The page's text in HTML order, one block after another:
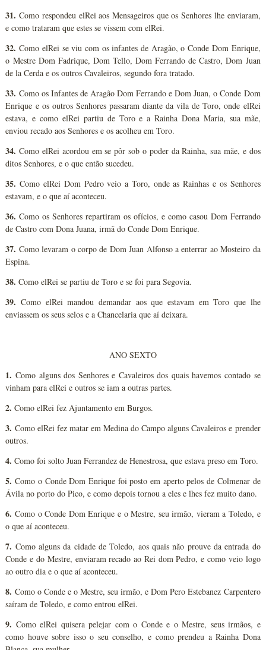
31. Como respondeu elRei aos Mensageiros que os Senhores lhe enviaram,
e como trataram que estes se vissem com elRei.
32. Como elRei se viu com os infantes de Aragão, o Conde Dom Enrique,
o Mestre Dom Fadrique, Dom Tello, Dom Ferrando de Castro, Dom Juan
de la Cerda e os outros Cavaleiros, segundo fora tratado.
33. Como os Infantes de Aragão Dom Ferrando e Dom Juan, o Conde Dom
Enrique e os outros Senhores passaram diante da vila de Toro, onde elRei
estava, e como elRei partiu de Toro e a Rainha Dona Maria, sua mãe,
enviou recado aos Senhores e os acolheu em Toro.
34. Como elRei acordou em se pôr sob o poder da Rainha, sua mãe, e dos
ditos Senhores, e o que então sucedeu.
35. Como elRei Dom Pedro veio a Toro, onde as Rainhas e os Senhores
estavam, e o que aí aconteceu.
36. Como os Senhores repartiram os ofícios, e como casou Dom Ferrando
de Castro com Dona Juana, irmã do Conde Dom Enrique.
37. Como levaram o corpo de Dom Juan Alfonso a enterrar ao Mosteiro da
Espina.
38. Como elRei se partiu de Toro e se foi para Segovia.
39.Como elRei mandou demandar aos que estavam em Toro que lhe
enviassem os seus selos e a Chancelaria que aí deixara.
ANO SEXTO
1.Como alguns dos Senhores e Cavaleiros dos quais havemos contado se
vinham para elRei e outros se iam a outras partes.
2. Como elRei fez Ajuntamento em Burgos.
3. Como elRei fez matar em Medina do Campo alguns Cavaleiros e prender
outros.
4. Como foi solto Juan Ferrandez de Henestrosa, que estava preso em Toro.
5. Como o Conde Dom Enrique foi posto em aperto pelos de Colmenar de
Ávila no porto do Pico, e como depois tornou a eles e lhes fez muito dano.
6. Como o Conde Dom Enrique e o Mestre, seu irmão, vieram a Toledo, e
o que aí aconteceu.
7. Como alguns da cidade de Toledo, aos quais não prouve da entrada do
Conde e do Mestre, enviaram recado ao Rei dom Pedro, e como veio logo
ao outro dia e o que aí aconteceu.
8. Como o Conde e o Mestre, seu irmão, e Dom Pero Estebanez Carpentero
saíram de Toledo, e como entrou elRei.
9. Como elRei quisera pelejar com o Conde e o Mestre, seus irmãos, e
como houve sobre isso o seu conselho, e como prendeu a Rainha Dona